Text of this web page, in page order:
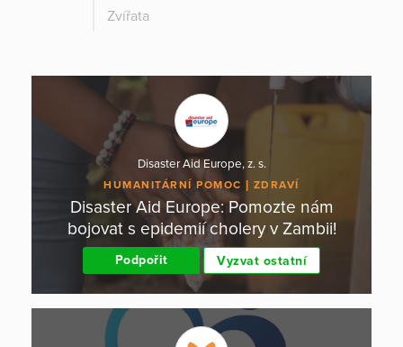
Zvířata
Disaster Aid Europe, z. s.
HUMANITÁRNÍ POMOC ZDRAVÍ
Disaster Aid Europe: Pomozte nám
bojovat s epidemií cholery v Zambii!
Podpořit Vyzvat ostatní